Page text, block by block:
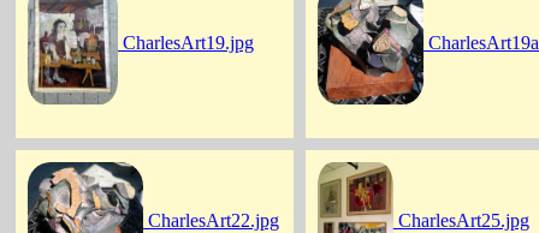
CharlesArt19.jpg
CharlesArt22.jpg CharlesArt25.jpg